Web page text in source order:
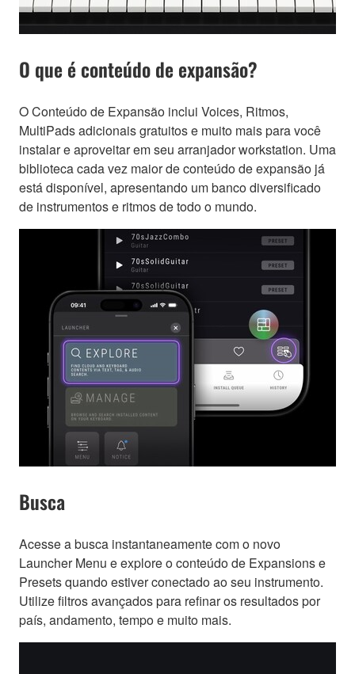
O que é conteúdo de expansão?
O Conteúdo de Expansão inclui Voices, Ritmos,
MultiPads adicionais gratuitos e muito mais para você
instalar e aproveitar em seu arranjador workstation. Uma
biblioteca cada vez maior de conteúdo de expansão já
está disponível, apresentando um banco diversificado
de instrumentos e ritmos de todo o mundo.
Busca
Acesse a busca instantaneamente com o novo
Launcher Menu e explore o conteúdo de Expansions e
Presets quando estiver conectado ao seu instrumento.
Utilize filtros avançados para refinar os resultados por
país, andamento, tempo e muito mais.